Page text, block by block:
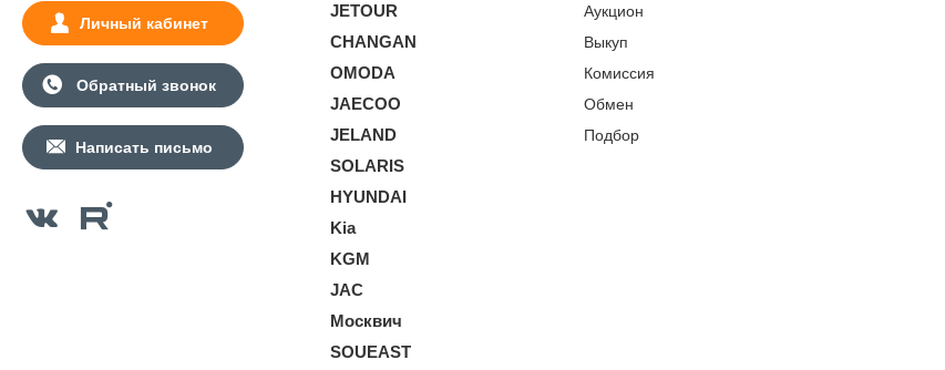
Личный кабинет
Обратный звонок
Написать письмо
JETOUR
CHANGAN
OMODA
JAECOO
JELAND
SOLARIS
HYUNDAI
Kia
KGM
JAC
Москвич
SOUEAST
Аукцион
Выкуп
Комиссия
Обмен
Подбор